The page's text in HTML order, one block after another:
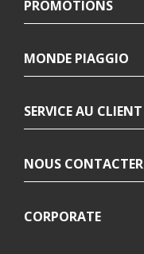
PROMOTIONS
MONDE PIAGGIO
SERVICE AU CLIENT
NOUS CONTACTER
CORPORATE